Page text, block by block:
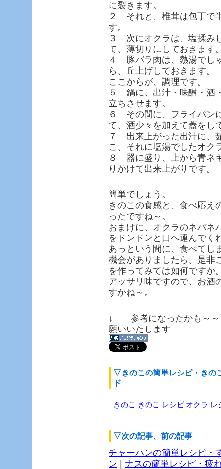
に裂きます。
２ それと、椎茸は包丁で
す。
３ 次にオクラは、塩揉み
て、薄切りにしておきます
４ 豚バラ肉は、熱湯でし
ら、丘上げしておきます。
ここからが、調理です。
５ 鍋に、出汁・味醂・酒
立ちさせます。
６ その間に、フライパン
て、酒少々を加えて蓋をし
７ 出来上がった出汁に、
こ、それに塩湯でしたオク
８ 器に盛り、上から青ネ
りかけて出来上がりです。
簡単でしょう。
きのこの食感と、食べ応え
ったですね～。
おまけに、オクラのネバネ
をドンドンと口へ運んでく
あっという間に、食べてし
機会がありましたら、是非
を作ってみては如何ですか
アッサリ味ですので、お酒
すかね～。
↓ 参考になったかも～～
願いいたします
▽きのこの簡単レシピ・きの
ド
きのこ きのこ レシピ オクラ レ
▽次の記事、前の記事
チャーハンの簡単レシピ・
ン
ナスの簡単レシピ・疲